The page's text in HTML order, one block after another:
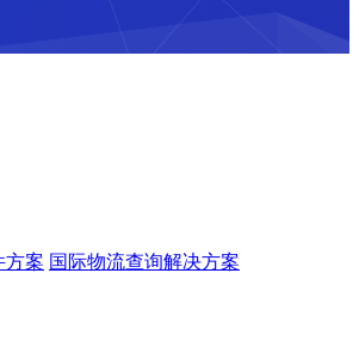
方案 国际物流查询解决方案